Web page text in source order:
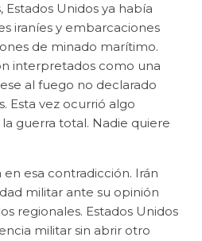
Estados Unidos ya había
iraníes y embarcaciones
de minado marítimo.
interpretados como una
al fuego no declarado
Esta vez ocurrió algo
guerra total. Nadie quiere
esa contradicción. Irán
militar ante su opinión
regionales. Estados Unidos
militar sin abrir otro